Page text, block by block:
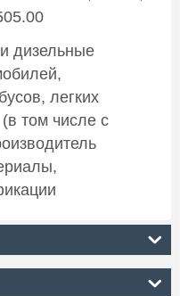
дизельные
легких
том числе с